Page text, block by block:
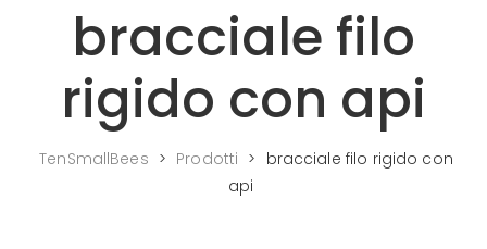
bracciale filo
rigido con api
TenSmallBees > Prodotti > bracciale filo rigido con
api